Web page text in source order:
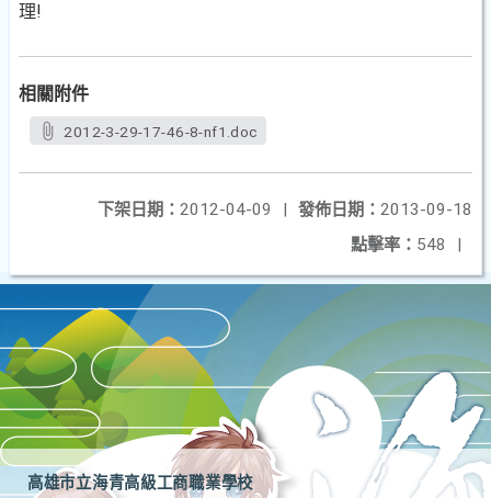
理!
相關附件
2012-3-29-17-46-8-nf1.doc
發佈日期： 2013-09-18
下架日期： 2012-04-09
|
點擊率： 548 |
高雄市立海青高級工商職業學校